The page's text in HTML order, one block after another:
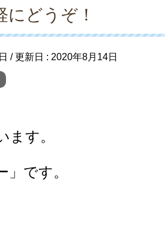
にどうぞ！
/ 更新日 : 2020年8月14日
ます。
」です。